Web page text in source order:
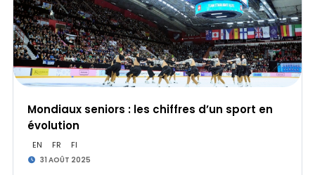
Mondiaux seniors : les chiffres d’un sport en
évolution
EN FR FI
31 AOÛT 2025